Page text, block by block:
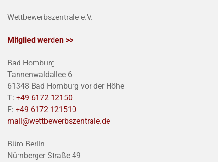
Wettbewerbszentrale e.V.
Mitglied werden >>
Bad Homburg
Tannenwaldallee 6
61348 Bad Homburg vor der Höhe
T: +49 6172 12150
F: +49 6172 121510
mail@wettbewerbszentrale.de
Büro Berlin
Nürnberger Straße 49